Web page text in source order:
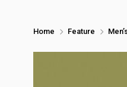
Home Feature